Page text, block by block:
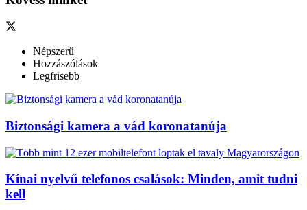
Népszerű
Hozzászólások
Legfrisebb
Biztonsági kamera a vád koronatanúja
Kínai nyelvű telefonos csalások: Minden, amit tudni
kell